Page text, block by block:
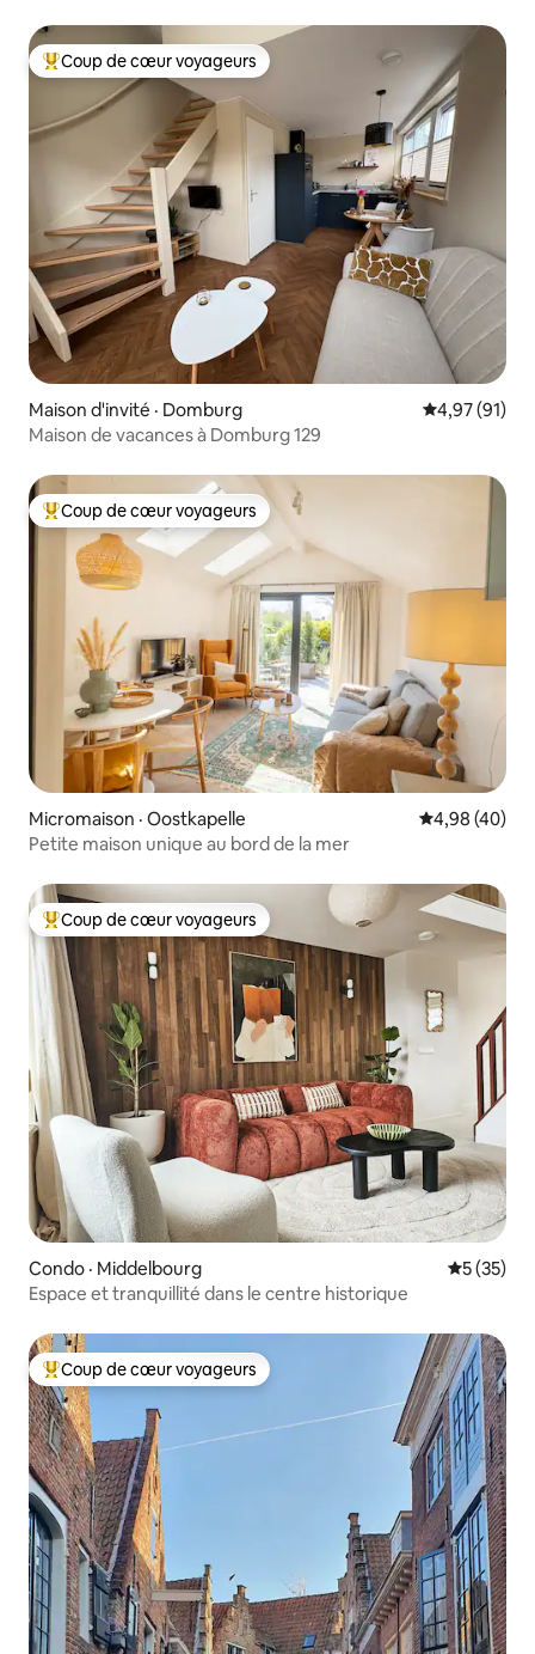
Coup de cœur voyageurs parmi les plus aimés
Coup de cœur voyageurs
Maison d'invité · Domburg Note
4,97 (91)
Maison de vacances à Domburg 129
Coup de cœur voyageurs parmi les plus aimés
Coup de cœur voyageurs
Micromaison · Oostkapelle Note
4,98 (40)
Petite maison unique au bord de la mer
Coup de cœur voyageurs parmi les plus aimés
Coup de cœur voyageurs
Condo · Middelbourg Note
5 (35)
Espace et tranquillité dans le centre historique
Coup de cœur voyageurs parmi les plus aimés
Coup de cœur voyageurs